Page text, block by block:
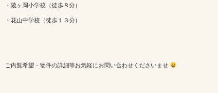
・陵ヶ岡小学校（徒歩８分）
・花山中学校（徒歩１３分）
ご内覧希望・物件の詳細等お気軽にお問い合わせくださいませ